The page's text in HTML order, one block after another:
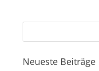
Neueste Beiträge